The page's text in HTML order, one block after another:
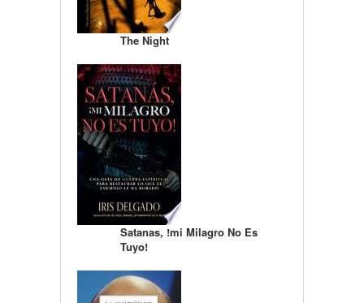
The Night
Satanas, !mi Milagro No Es
Tuyo!